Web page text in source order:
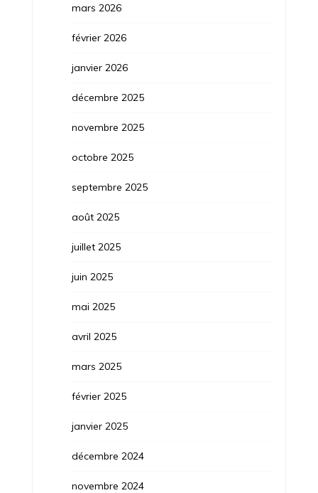
mars 2026
février 2026
janvier 2026
décembre 2025
novembre 2025
octobre 2025
septembre 2025
août 2025
juillet 2025
juin 2025
mai 2025
avril 2025
mars 2025
février 2025
janvier 2025
décembre 2024
novembre 2024